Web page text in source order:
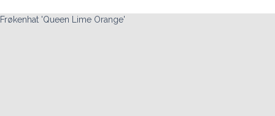
Frøkenhat 'Queen Lime Orange'